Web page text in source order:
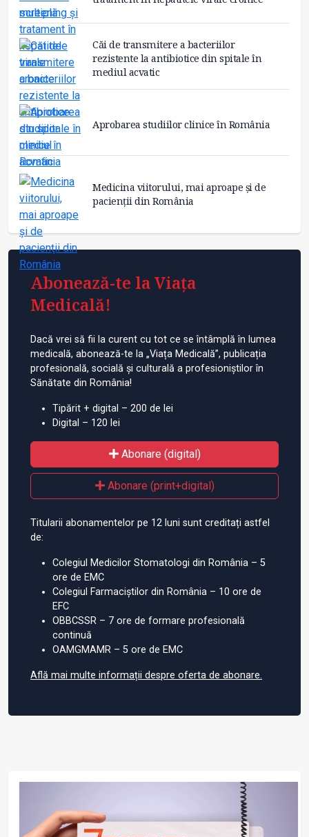
Căi de transmitere a bacteriilor
rezistente la antibiotice din spitale în
mediul acvatic
Aprobarea studiilor clinice în România
Medicina viitorului, mai aproape și de
pacienţii din România
Abonează-te la Viața
Medicală!
Dacă vrei să fii la curent cu tot ce se întâmplă în lumea
medicală, abonează-te la „Viața Medicală”, publicația
profesională, socială și culturală a profesioniștilor în
Sănătate din România!
Tipărit + digital – 200 de lei
Digital – 120 lei
Abonare (digital)
Abonare (print+digital)
Titularii abonamentelor pe 12 luni sunt creditați astfel
de:
Colegiul Medicilor Stomatologi din România – 5
ore de EMC
Colegiul Farmaciștilor din România – 10 ore de
EFC
OBBCSSR – 7 ore de formare profesională
continuă
OAMGMAMR – 5 ore de EMC
Află mai multe informații despre oferta de abonare.